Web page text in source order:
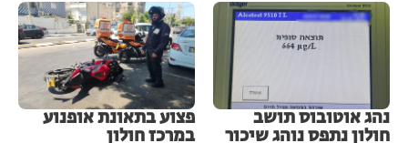
נהג אוטובוס תושב
חולון נתפס נוהג שיכור
פצוע בתאונת אופנוע
במרכז חולון